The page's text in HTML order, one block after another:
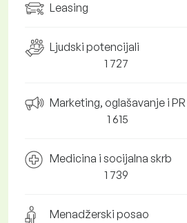
Leasing
Ljudski potencijali
1 727
Marketing, oglašavanje i PR
1 615
Medicina i socijalna skrb
1 739
Menadžerski posao